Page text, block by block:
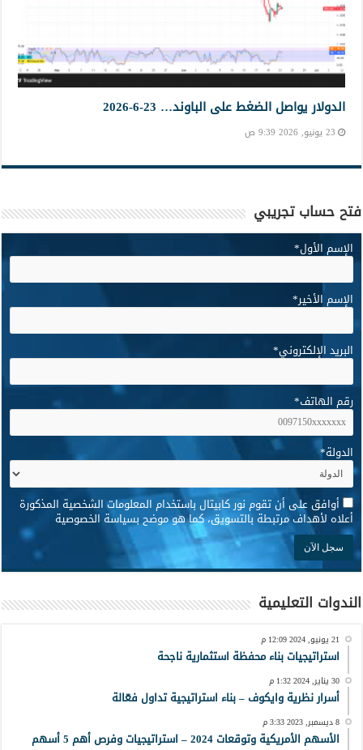
الدولار يواصل الضغط على الباوند… 23-6-2026
23 يونيو, 2026 9:39 ص
فتح حساب تجريبي
الإسم الأول*
الإسم الأخير*
البريد الإلكتروني*
رقم الهاتف*
الدولة*
* أوافق على أن تقوم نور كابيتال باستخدام المعلومات الشخصية المذكورة
أعلاه لأهداف مرتبطة بالتسويق، كما هو موضح بسياسة الخصوصية
الندوات التعليمية
21 يونيو, 2024 12:09 م
استراتيجيات بناء محفظة استثمارية ناجحة
30 يناير, 2024 1:32 م
أسرار نظرية وايكوف – بناء استراتيجية تداول فعّالة
8 ديسمبر, 2023 3:33 م
الأسهم الأمريكية وتوقعات 2024 – استراتيجيات وفرص أهم 5 أسهم